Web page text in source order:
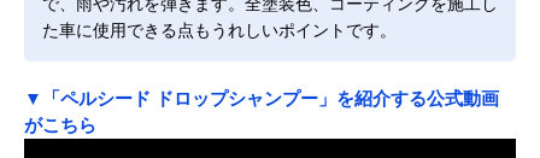
た車に使用できる点もうれしいポイントです。
▼「ペルシード ドロップシャンプー」を紹介する公式動画
がこちら